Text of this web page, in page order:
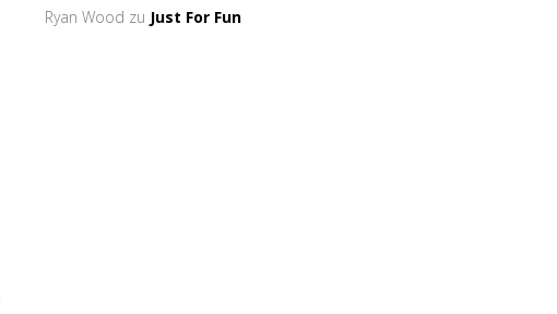
Ryan Wood zu Just For Fun